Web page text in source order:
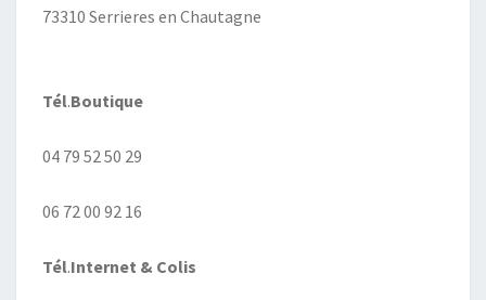
73310 Serrieres en Chautagne
Tél.Boutique
04 79 52 50 29
06 72 00 92 16
Tél.Internet & Colis